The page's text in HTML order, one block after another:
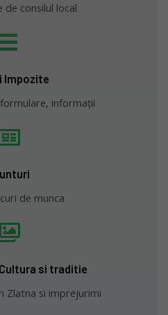
consilul local
Impozite
informații
de munca
si traditie
Zlatna si imprejurimi